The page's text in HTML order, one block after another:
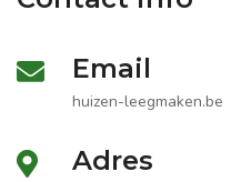
Email
huizen-leegmaken.be
Adres